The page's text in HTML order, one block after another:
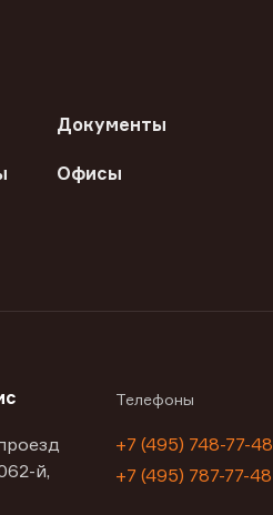
Документы
Офисы
й,
Телефоны
+7 (495) 748-77-48
+7 (495) 787-77-48